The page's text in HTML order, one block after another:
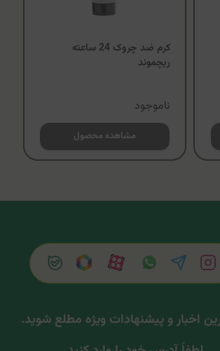
کرم ضد چروک 24 ساعته
ریچموند
ناموجود
مشاهده محصول
اخبار و پیشنهادات ویژه مطلع شوید.